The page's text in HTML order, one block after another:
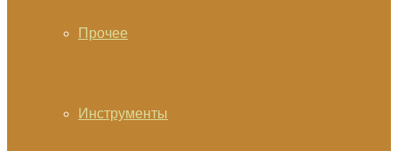
Прочее
Инструменты